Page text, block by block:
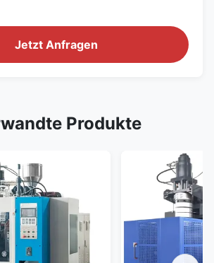
Jetzt Anfragen
Produkte